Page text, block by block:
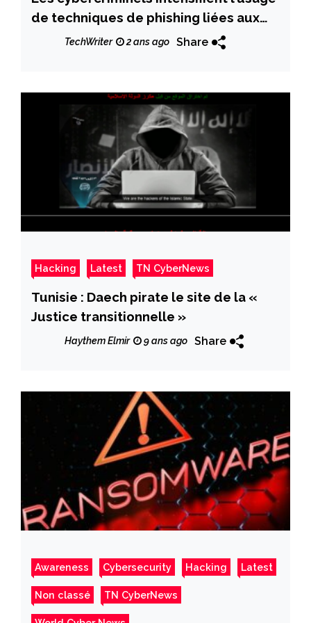
de techniques de phishing liées aux
ressources humaines
TechWriter 2 ans ago Share
Hacking Latest TN CyberNews
Tunisie : Daech pirate le site de la «
Justice transitionnelle »
Haythem Elmir 9 ans ago Share
Awareness Cybersecurity Hacking Latest
Non classé TN CyberNews